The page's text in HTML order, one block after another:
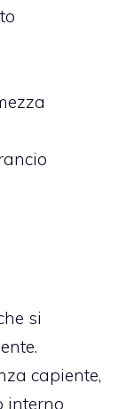
si
capiente,
interno